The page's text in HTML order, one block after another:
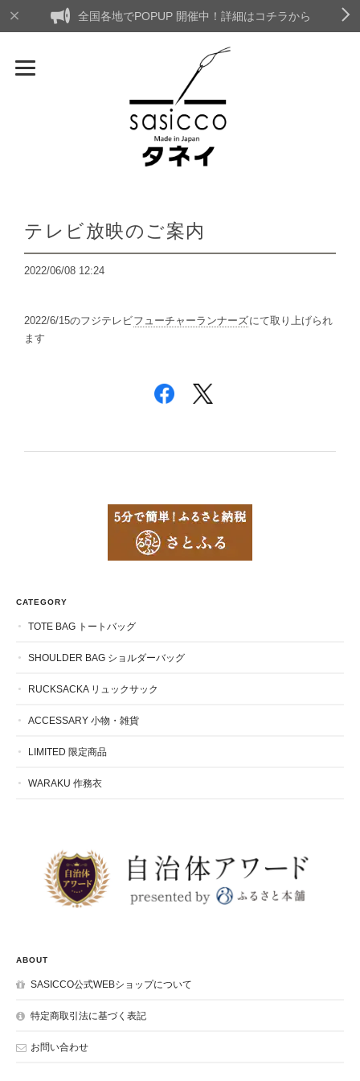
全国各地でPOPUP 開催中！詳細はコチラから
テレビ放映のご案内
2022/06/08 12:24
2022/6/15のフジテレビフューチャーランナーズにて取り上げられ
ます
CATEGORY
TOTE BAG トートバッグ
SHOULDER BAG ショルダーバッグ
RUCKSACKA リュックサック
ACCESSARY 小物・雑貨
LIMITED 限定商品
WARAKU 作務衣
ABOUT
SASICCO公式WEBショップについて
特定商取引法に基づく表記
お問い合わせ